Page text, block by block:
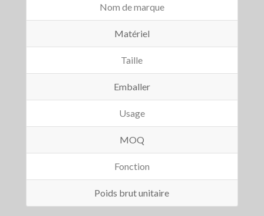
Nom de marque
Matériel
Taille
Emballer
Usage
MOQ
Fonction
Poids brut unitaire